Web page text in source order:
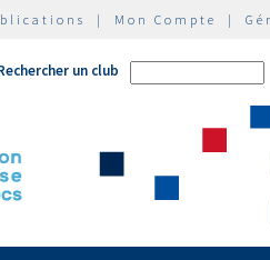
| Mon Compte |
un club